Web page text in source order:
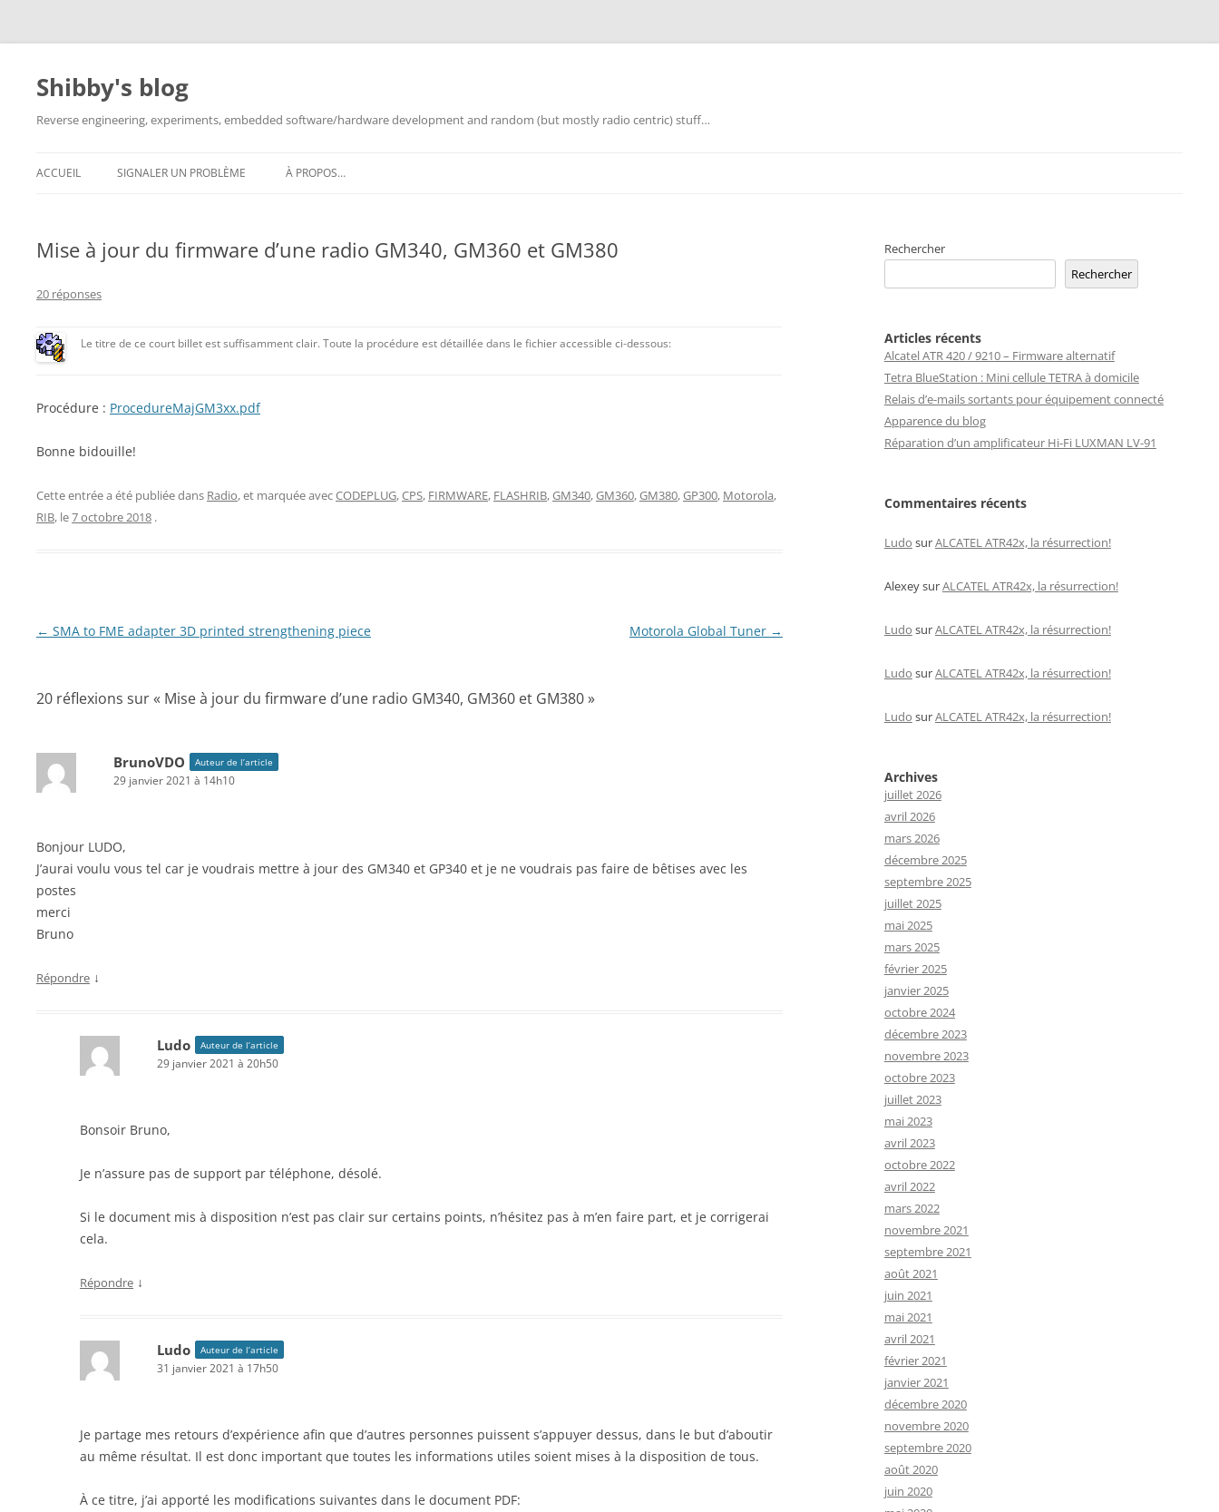
Aller
contenu
Shibby's blog
Reverse engineering, experiments, embedded software/hardware development and random (but mostly radio centric) stuff…
ACCUEIL SIGNALER UN PROBLÈME À PROPOS…
Mise à jour du firmware d’une radio GM340, GM360 et GM380
20 réponses
Le titre de ce court billet est suffisamment clair. Toute la procédure est détaillée dans le fichier accessible ci-dessous:
Procédure : ProcedureMajGM3xx.pdf
Bonne bidouille!
Cette entrée a été publiée dans Radio, et marquée avecCODEPLUG,CPS, FIRMWARE, FLASHRIB,GM340,GM360,GM380,GP300, Motorola,
RIB, le7 octobre 2018 .
Navigation
← SMA to FME adapter 3D printed strengthening piece Motorola Global Tuner →
20 réflexions sur « Mise à jour du firmware d’une radio GM340, GM360 et GM380»
BrunoVDO Auteur de l’article
29 janvier 2021 à 14h10
Bonjour LUDO,
J’aurai voulu vous tel car je voudrais mettre à jour des GM340 et GP340 et je ne voudrais pas faire de bêtises avec les
postes
merci
Bruno
Répondre ↓
Ludo Auteur de l’article
29 janvier 2021 à 20h50
Bonsoir Bruno,
Je n’assure pas de support par téléphone, désolé.
Si le document mis à disposition n’est pas clair sur certains points, n’hésitez pas à m’en faire part, et je corrigerai
cela.
Répondre ↓
Ludo Auteur de l’article
31 janvier 2021 à 17h50
Je partage mes retours d’expérience afin que d’autres personnes puissent s’appuyer dessus, dans le but d’aboutir
au même résultat. Il est donc important que toutes les informations utiles soient mises à la disposition de tous.
À ce titre, j’ai apporté les modifications suivantes dans le document PDF:
Rechercher
Rechercher
Articles récents
Alcatel ATR 420 / 9210 – Firmware alternatif
Tetra BlueStation : Mini cellule TETRA à domicile
Relais d’e-mails sortants pour équipement connecté
Apparence du blog
Réparation d’un amplificateur Hi-Fi LUXMAN LV-91
Commentaires récents
Ludo surALCATEL ATR42x, la résurrection!
AlexeysurALCATEL ATR42x, la résurrection!
Ludo surALCATEL ATR42x, la résurrection!
Ludo surALCATEL ATR42x, la résurrection!
Ludo surALCATEL ATR42x, la résurrection!
Archives
juillet 2026
avril 2026
mars 2026
décembre 2025
septembre 2025
juillet 2025
mai 2025
mars 2025
février 2025
janvier 2025
octobre 2024
décembre 2023
novembre 2023
octobre 2023
juillet 2023
mai 2023
avril 2023
octobre 2022
avril 2022
mars 2022
novembre 2021
septembre 2021
août 2021
juin 2021
mai 2021
avril 2021
février 2021
janvier 2021
décembre 2020
novembre 2020
septembre 2020
août 2020
juin 2020